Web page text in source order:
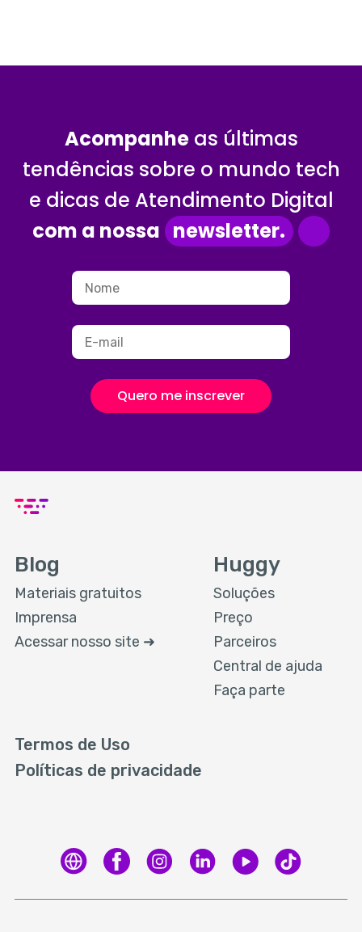
Acompanheas últimas
tendências sobre o mundo tech
e dicas de Atendimento Digital
com a nossa newsletter.
Quero me inscrever
Blog
Materiais gratuitos
Imprensa
Acessar nosso site ➜
Huggy
Soluções
Preço
Parceiros
Central de ajuda
Faça parte
Termos de Uso
Políticas de privacidade